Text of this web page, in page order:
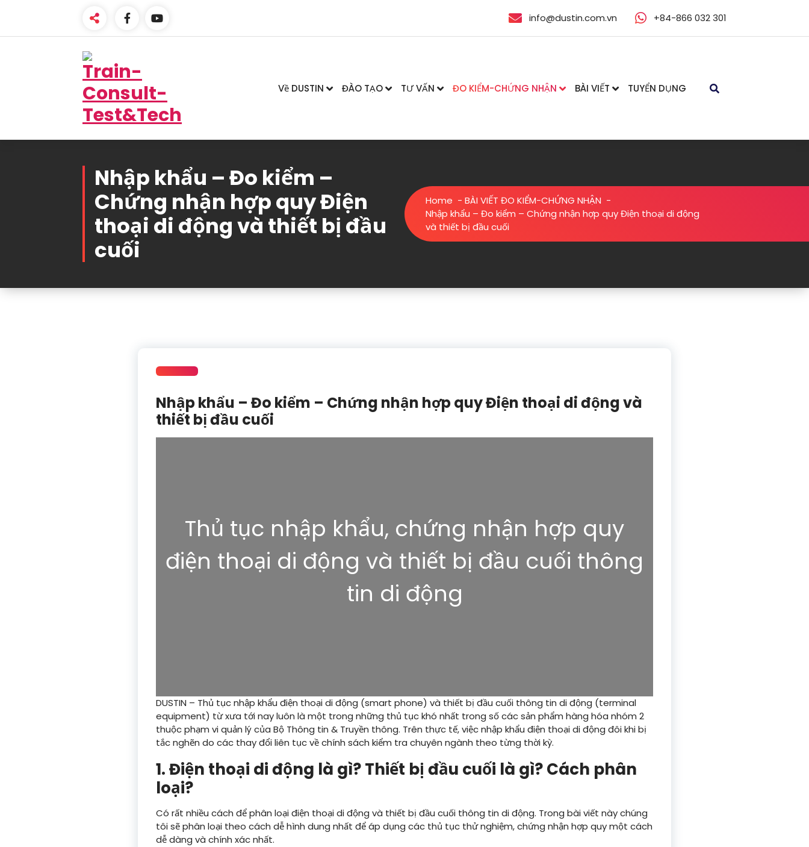
info@dustin.com.vn +84-866 032 301
Về DUSTIN ĐÀO TẠO TƯ VẤN ĐO KIỂM-CHỨNG NHẬN BÀI VIẾT TUYỂN DỤNG
Nhập khẩu – Đo kiểm –
Chứng nhận hợp quy Điện
thoại di động và thiết bị đầu
cuối
Home - BÀI VIẾT ĐO KIỂM-CHỨNG NHẬN -
Nhập khẩu – Đo kiểm – Chứng nhận hợp quy Điện thoại di động
và thiết bị đầu cuối
Nhập khẩu – Đo kiểm – Chứng nhận hợp quy Điện thoại di động và
thiết bị đầu cuối
Thủ tục nhập khẩu, chứng nhận hợp quy
điện thoại di động và thiết bị đầu cuối thông
tin di động
DUSTIN – Thủ tục nhập khẩu điện thoại di động (smart phone) và thiết bị đầu cuối thông tin di động (terminal
equipment) từ xưa tới nay luôn là một trong những thủ tục khó nhất trong số các sản phẩm hàng hóa nhóm 2
thuộc phạm vi quản lý của Bộ Thông tin & Truyền thông. Trên thực tế, việc nhập khẩu điện thoại di động đôi khi bị
tắc nghẽn do các thay đổi liên tục về chính sách kiểm tra chuyên ngành theo từng thời kỳ.
1. Điện thoại di động là gì? Thiết bị đầu cuối là gì? Cách phân
loại?
Có rất nhiều cách để phân loại điện thoại di động và thiết bị đầu cuối thông tin di động. Trong bài viết này chúng
tôi sẽ phân loại theo cách dễ hình dung nhất để áp dụng các thủ tục thử nghiệm, chứng nhận hợp quy một cách
dễ dàng và chính xác nhất.